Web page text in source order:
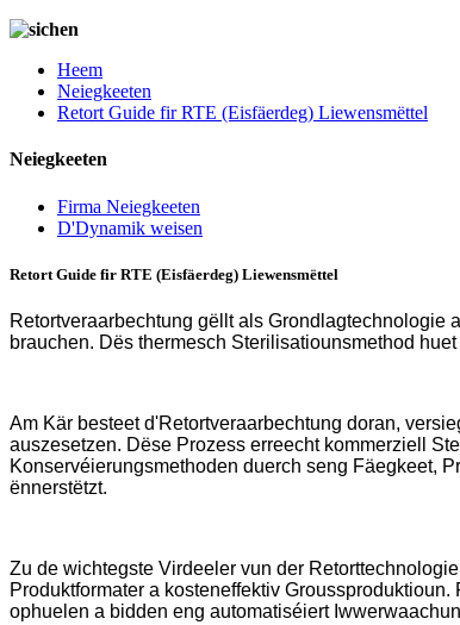
Heem
Neiegkeeten
Retort Guide fir RTE (Eisfäerdeg) Liewensmëttel
Neiegkeeten
Firma Neiegkeeten
D'Dynamik weisen
Retort Guide fir RTE (Eisfäerdeg) Liewensmëttel
Retortveraarbechtung gëllt als Grondlagtechnologie
brauchen. Dës thermesch Sterilisatiounsmethod
Am Kär besteet d'Retortveraarbechtung doran,
auszesetzen. Dëse Prozess erreecht kommerziell
Konservéierungsmethoden duerch seng Fäegkeet,
ënnerstëtzt.
Zu de wichtegste Virdeeler vun der
Produktformater a kosteneffektiv
ophuelen a bidden eng automatiséiert